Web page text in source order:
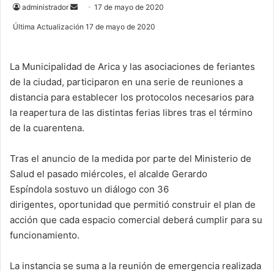
administrador
e
a
n
e
m
a
17 de mayo de 2020
Última Actualización 17 de mayo de 2020
La Municipalidad de Arica y las asociaciones de feriantes
de la ciudad, participaron en una serie de reuniones a
distancia para establecer los protocolos necesarios para
la reapertura de las distintas ferias libres tras el término
de la cuarentena.
Tras el anuncio de la medida por parte del Ministerio de
Salud el pasado miércoles, el alcalde Gerardo
Espíndola sostuvo un diálogo con 36
dirigentes, oportunidad que permitió construir el plan de
acción que cada espacio comercial deberá cumplir para su
funcionamiento.
La instancia se suma a la reunión de emergencia realizada